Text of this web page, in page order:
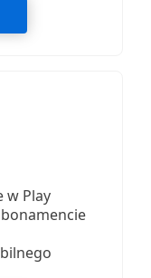
w Play